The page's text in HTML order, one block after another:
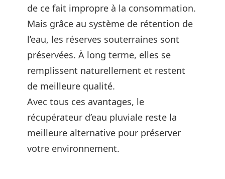
de ce fait impropre à la consommation.
Mais grâce au système de rétention de
l’eau, les réserves souterraines sont
préservées. À long terme, elles se
remplissent naturellement et restent
de meilleure qualité.
Avec tous ces avantages, le
récupérateur d’eau pluviale reste la
meilleure alternative pour préserver
votre environnement.